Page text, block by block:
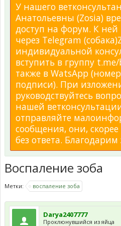
У нашего
Анатольевны (Zosia)
доступ на форум. К
через Telegram
индивидуальной
вступить в группу
также в WatsApp
подписи). При
руководствуйтесь
нашей
отправляйте
сообщения, они, скорее
без ответа.
Воспаление зоба
Метки: воспаление зоба
Darya2407777
Проклюнувшийся из яйца